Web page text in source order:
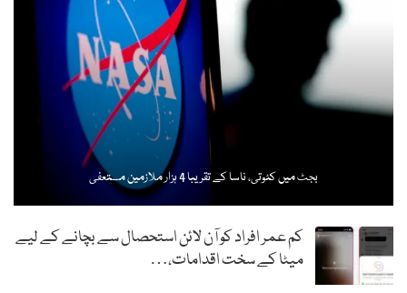
بجٹ میں کٹوتی، ناسا کے تقریبا 4 ہزار ملازمین مستعفی
کم عمر افراد کو آن لائن استحصال سے بچانے کے لیے
میٹا کے سخت اقدامات،…